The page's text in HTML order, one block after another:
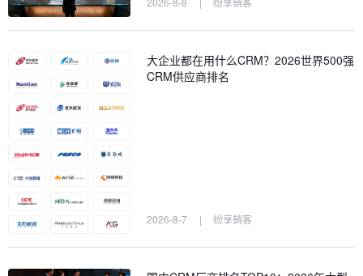
大企业都在用什么CRM？2026世界500强
CRM供应商排名
2026-8-7 | 纷享销客